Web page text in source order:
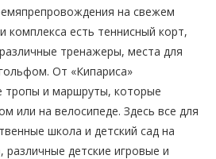
на свежем
комплекса есть теннисный корт,
тренажеры, места для
От «Кипариса»
тропы и маршруты, которые
или на велосипеде. Здесь все для
школа и детский сад на
различные детские игровые и